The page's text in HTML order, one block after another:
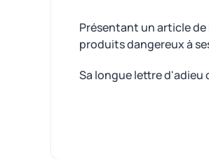
Présentant un article
produits dangereux à
Sa longue lettre d'adieu